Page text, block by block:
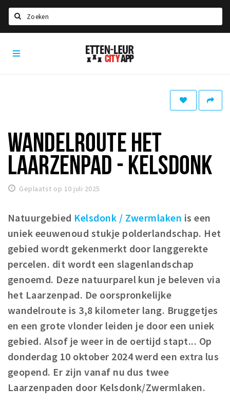
Home
Eten
Drinken
Slapen
Winkels
Winkelgebieden
Parkeren
Musea, theaters & podia
Uitjes & activiteiten
Toeristische routes
Natuurgebieden
Baroniepoorten
Sport
Etten-
Leur
WANDELROUTE HET
LAARZENPAD - KELSDONK
Geplaatst op 10 juli 2025
Natuurgebied Kelsdonk / Zwermlaken is een
uniek eeuwenoud stukje polderlandschap. Het
gebied wordt gekenmerkt door langgerekte
percelen. dit wordt een slagenlandschap
genoemd. Deze natuurparel kun je beleven via
het Laarzenpad. De oorspronkelijke
wandelroute is 3,8 kilometer lang. Bruggetjes
en een grote vlonder leiden je door een uniek
gebied. Alsof je weer in de oertijd stapt... Op
donderdag 10 oktober 2024 werd een extra lus
geopend. Er zijn vanaf nu dus twee
Laarzenpaden door Kelsdonk/Zwermlaken.